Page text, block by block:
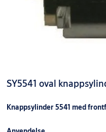
SY5541 oval
Knappsylinder 5541 med